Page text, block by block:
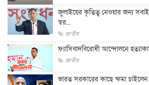
জুলাইয়ের কৃতিত্ব নেওয়ার জন্য
স্বর...
জাতীয়
ফ্যাসিবাদবিরোধী আন্দোলনে
জাতীয়
ভারত সরকারের কাছে ক্ষমা চাইলেন